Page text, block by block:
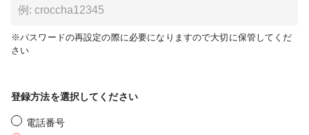
※パスワードの再設定の際に必要になりますので大切に保管してくだ
さい
登録方法を選択してください
電話番号